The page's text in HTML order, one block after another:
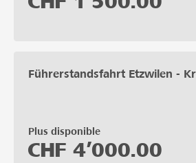
Führerstandsfahrt Etzwilen -
Plus disponible
CHF 4’000.00